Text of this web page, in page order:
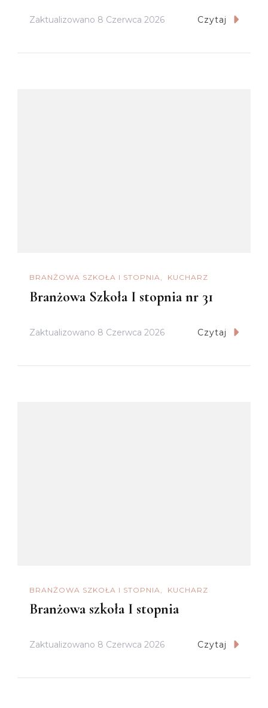
Zaktualizowano 8 Czerwca 2026 Czytaj
BRANŻOWA SZKOŁA I STOPNIA KUCHARZ
Branżowa Szkoła I stopnia nr 31
Zaktualizowano 8 Czerwca 2026 Czytaj
BRANŻOWA SZKOŁA I STOPNIA KUCHARZ
Branżowa szkoła I stopnia
Zaktualizowano 8 Czerwca 2026 Czytaj